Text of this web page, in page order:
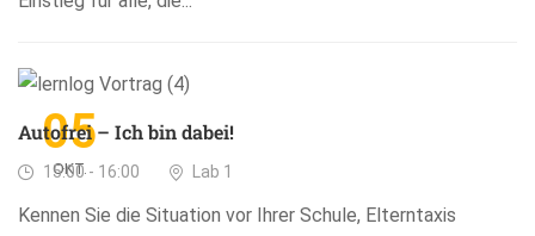
05
OKT.
Autofrei – Ich bin dabei!
15:00 - 16:00 Lab 1
Kennen Sie die Situation vor Ihrer Schule, Elterntaxis